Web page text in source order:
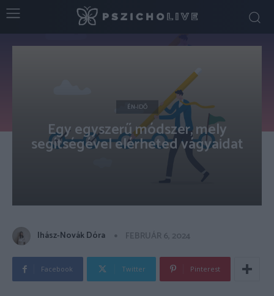
ÉN-IDŐ
Egy egyszerű módszer, mely
segítségével elérheted vágyaidat
Ihász-Novák Dóra FEBRUÁR 6, 2024
Facebook Twitter Pinterest